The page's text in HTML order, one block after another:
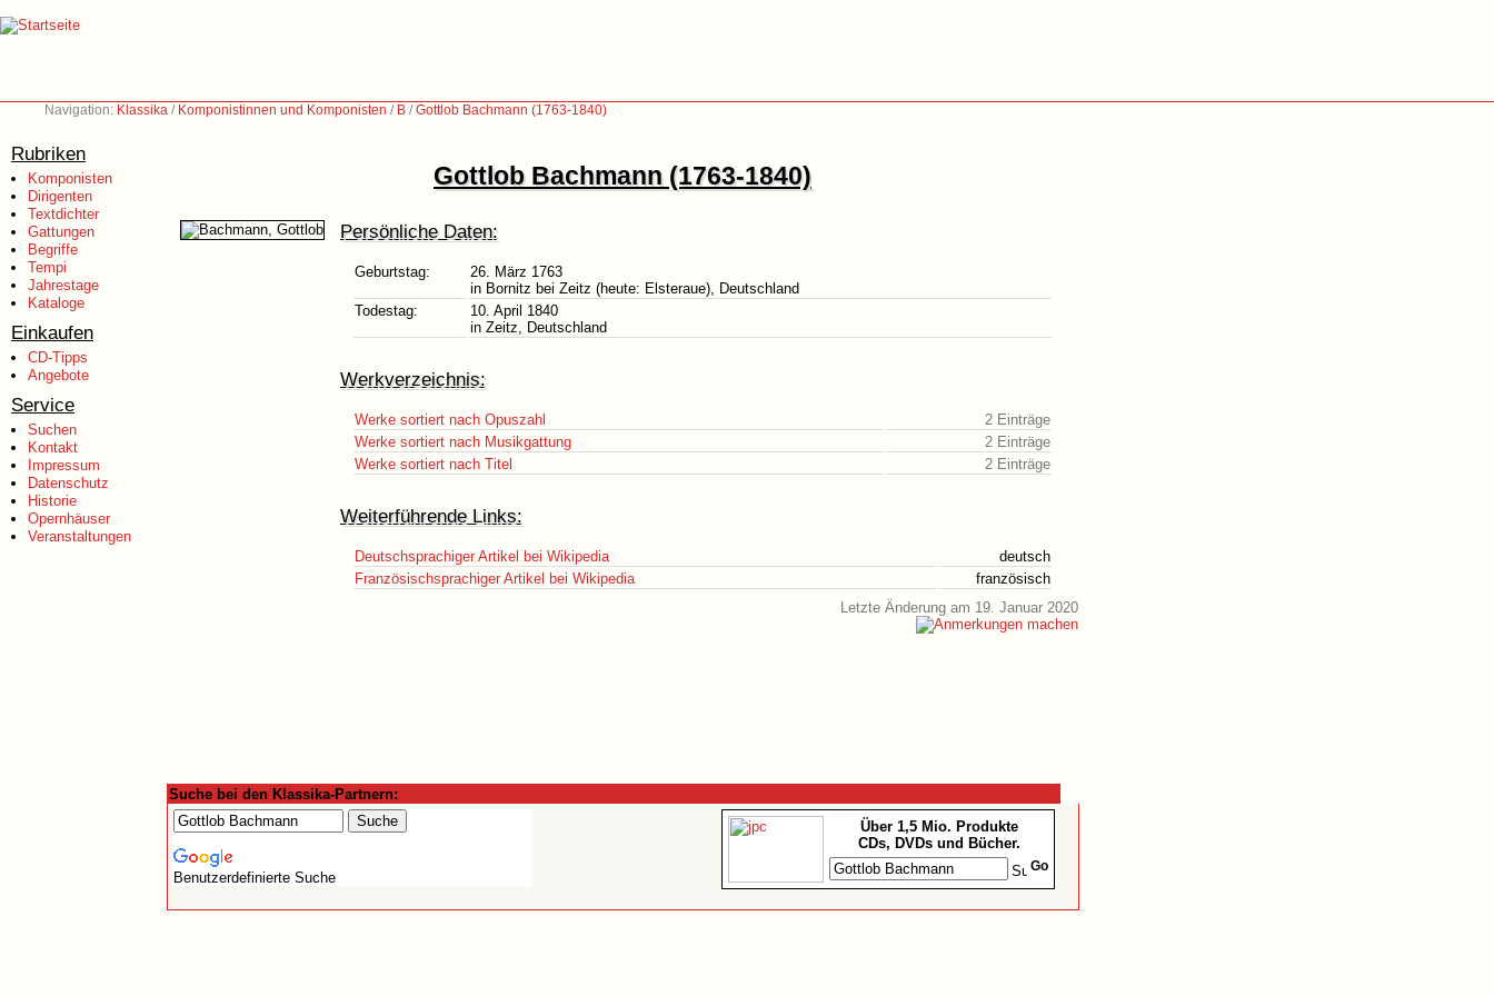
Navigation: Klassika / Komponistinnen und Komponisten / B /Gottlob Bachmann (1763-1840)
Rubriken
Komponisten
Dirigenten
Textdichter
Gattungen
Begriffe
Tempi
Jahrestage
Kataloge
Einkaufen
CD-Tipps
Angebote
Service
Suchen
Kontakt
Impressum
Datenschutz
Historie
Opernhäuser
Veranstaltungen
Gottlob Bachmann (1763-1840)
Persönliche Daten:
Geburtstag:
26. März 1763
in Bornitz bei Zeitz (heute: Elsteraue), Deutschland
Todestag:
10. April 1840
in Zeitz, Deutschland
Werkverzeichnis:
Werke sortiert nach Opuszahl
2 Einträge
Werke sortiert nach Musikgattung
2 Einträge
Werke sortiert nach Titel
2 Einträge
Weiterführende Links:
Deutschsprachiger Artikel bei Wikipedia
deutsch
Französischsprachiger Artikel bei Wikipedia
französisch
Letzte Änderung am 19. Januar 2020
Suche bei den Klassika-Partnern:
Benutzerdefinierte Suche
Über 1,5 Mio. Produkte
CDs, DVDs und Bücher.
Go